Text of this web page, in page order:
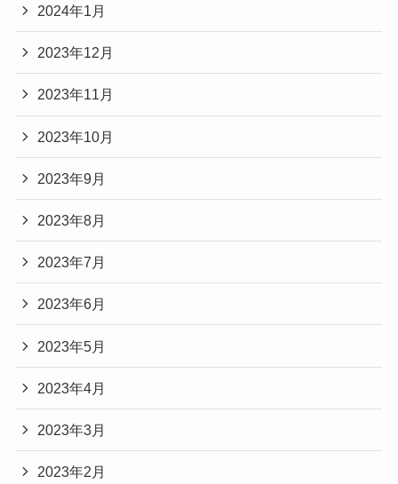
2024年1月
2023年12月
2023年11月
2023年10月
2023年9月
2023年8月
2023年7月
2023年6月
2023年5月
2023年4月
2023年3月
2023年2月